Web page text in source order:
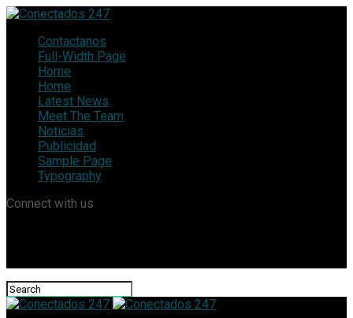
Contactanos
Full-Width Page
Home
Home
Latest News
Meet The Team
Noticias
Publicidad
Sample Page
Typography
Connect with us